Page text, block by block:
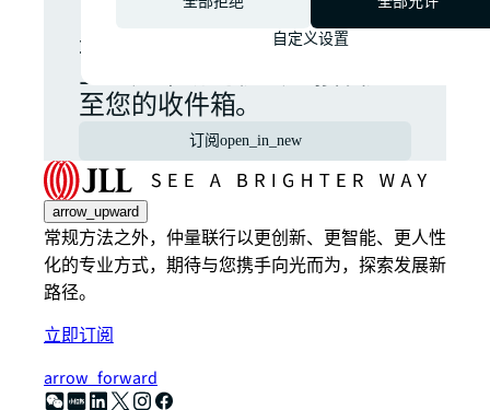
最新新闻、洞察以及全球商
业地产市场的机会直接发送
至您的收件箱。
订阅 open_in_new
arrow_upward
常规方法之外，仲量联行以更创新、更智能、更人性
化的专业方式，期待与您携手向光而为，探索发展新
路径。
立即订阅
arrow_forward
自定义设置